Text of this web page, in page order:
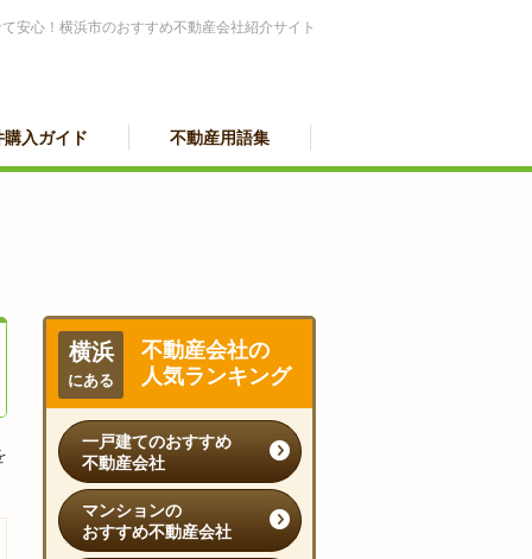
安心！横浜市のおすすめ不動産会社紹介サイト
入ガイド 不動産用語集
横浜
にある
不動産会社の
人気ランキング
一戸建てのおすすめ
不動産会社
マンションの
おすすめ不動産会社